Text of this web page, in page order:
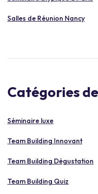
Salles de Réunion Nancy
Catégories
Séminaire luxe
Team Building Innovant
Team Building Dégustation
Team Building Quiz